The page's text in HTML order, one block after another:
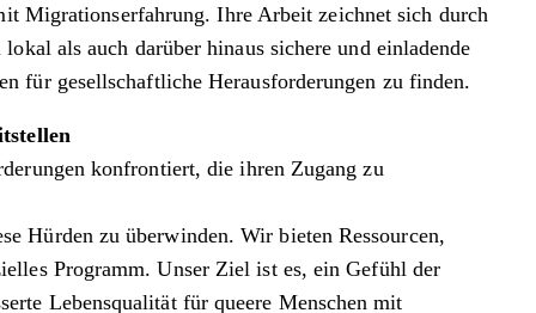
Migrationserfahrung. Ihre Arbeit zeichnet sich durch
als auch darüber hinaus sichere und einladende
für gesellschaftliche Herausforderungen zu finden.
konfrontiert, die ihren Zugang zu
Hürden zu überwinden. Wir bieten Ressourcen,
Programm. Unser Ziel ist es, ein Gefühl der
Lebensqualität für queere Menschen mit